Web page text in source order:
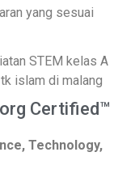
yang sesuai
Certified™
Technology,